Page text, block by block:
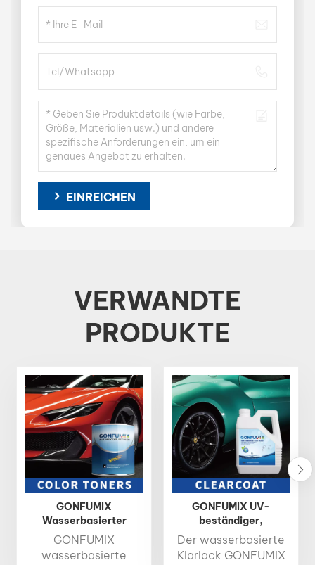
EINREICHEN
VERWANDTE
PRODUKTE
GONFUMIX
Wasserbasierter
Farbtoner
Professioneller
GONFUMIX
wasserbasierte
GONFUMIX UV-
beständiger,
umweltfreundlicher
Klarlack auf
Der wasserbasierte
Klarlack GONFUMIX